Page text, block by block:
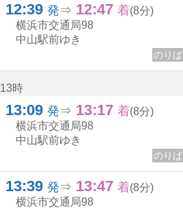
12:39 12じ 39ふん
発⇒ 12:47 着(8分)
横浜市交通局98
中山駅前ゆき
のりば
13時
13:09 13じ 9ふん
発⇒ 13:17 着(8分)
横浜市交通局98
中山駅前ゆき
のりば
13:39 13じ 39ふん
発⇒ 13:47 着(8分)
横浜市交通局98